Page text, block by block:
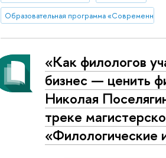
Образовательная программа «Современная
«Как филологов
бизнес — ценить
Николая
треке
«Филологические